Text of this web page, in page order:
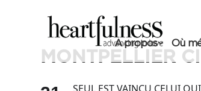
A propos Où
MONTPELLIER